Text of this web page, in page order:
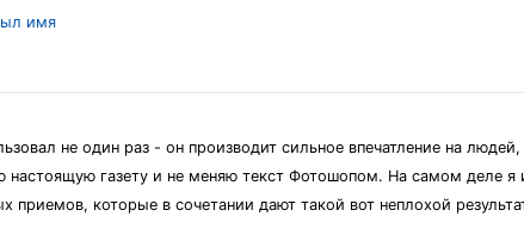
имя
не один раз - он производит сильное впечатление на
настоящую газету и не меняю текст Фотошопом. На самом деле
приемов, которые в сочетании дают такой вот неплохой